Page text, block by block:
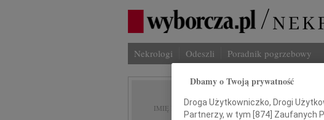
Nekrologi Odeszli Poradnik pogrzebowy
IMIĘ I NAZWISKO: Andrzej
Dbamy o Twoją prywatność
Droga Użytkowniczko, Drogi
Partnerzy, w tym [874] Zaufanych